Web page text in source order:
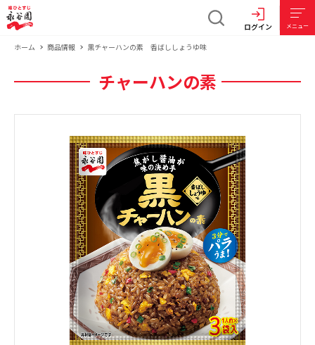
ログイン メニュー
ホーム 商品情報 黒チャーハンの素 香ばししょうゆ味
チャーハンの素